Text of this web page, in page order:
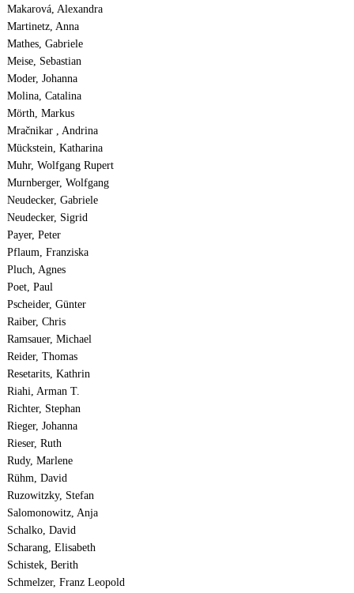
Makarová, Alexandra
Martinetz, Anna
Mathes, Gabriele
Meise, Sebastian
Moder, Johanna
Molina, Catalina
Mörth, Markus
Mračnikar , Andrina
Mückstein, Katharina
Muhr, Wolfgang Rupert
Murnberger, Wolfgang
Neudecker, Gabriele
Neudecker, Sigrid
Payer, Peter
Pflaum, Franziska
Pluch, Agnes
Poet, Paul
Pscheider, Günter
Raiber, Chris
Ramsauer, Michael
Reider, Thomas
Resetarits, Kathrin
Riahi, Arman T.
Richter, Stephan
Rieger, Johanna
Rieser, Ruth
Rudy, Marlene
Rühm, David
Ruzowitzky, Stefan
Salomonowitz, Anja
Schalko, David
Scharang, Elisabeth
Schistek, Berith
Schmelzer, Franz Leopold